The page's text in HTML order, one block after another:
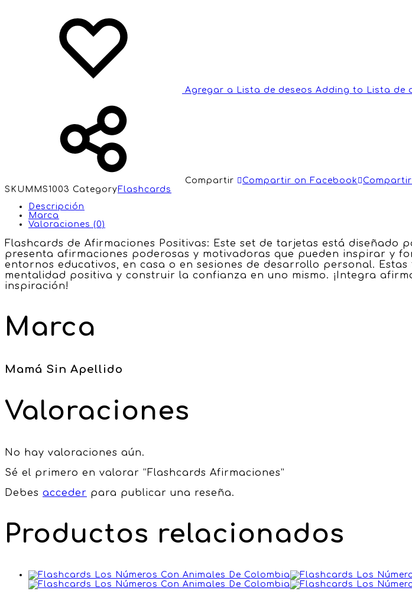
Agregar a Lista de deseos Adding to Lista de
Compartir Compartir on Facebook
SKU MMS1003 Category Flashcards
Descripción
Marca
Valoraciones (0)
Flashcards de Afirmaciones Positivas: Este set de tarjetas está
presenta afirmaciones poderosas y motivadoras que pueden inspirar y
entornos educativos, en casa o en sesiones de desarrollo personal.
mentalidad positiva y construir la confianza en uno mismo. ¡Integra
inspiración!
Marca
Mamá Sin Apellido
Valoraciones
No hay valoraciones aún.
Sé el primero en valorar “Flashcards Afirmaciones”
Debes acceder para publicar una reseña.
Productos relacionados